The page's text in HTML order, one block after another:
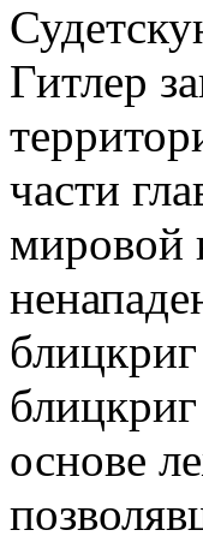
Гитлер
части
мировой
основе